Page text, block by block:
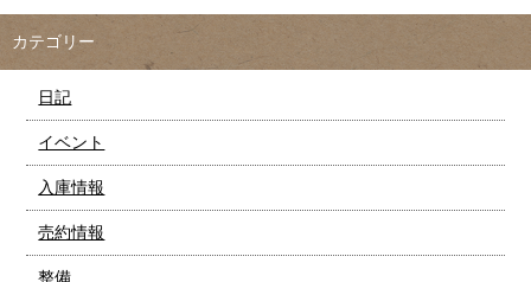
カテゴリー
日記
イベント
入庫情報
売約情報
整備